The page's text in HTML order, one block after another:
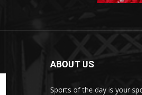
ABOUT US
Sports of the day is your